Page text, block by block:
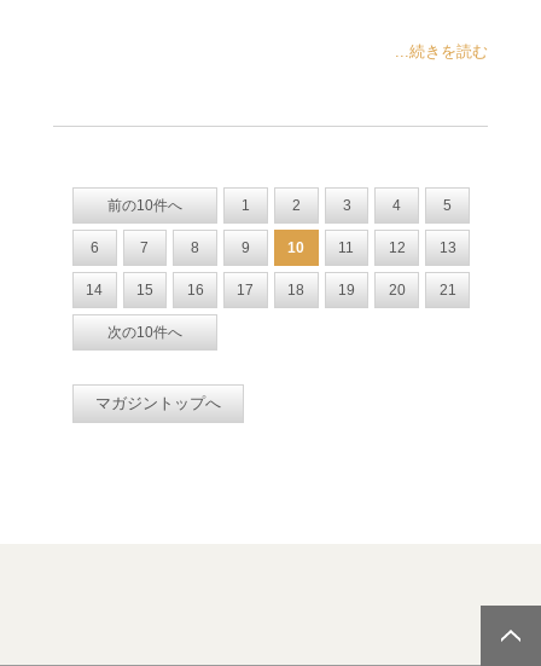
...続きを読む
前の10件へ 1 2 3 4 5
6 7 8 9 10 11 12 13
14 15 16 17 18 19 20 21
次の10件へ
マガジントップへ